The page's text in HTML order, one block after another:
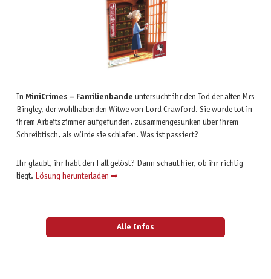
In MiniCrimes – Familienbande untersucht ihr den Tod der alten Mrs
Bingley, der wohlhabenden Witwe von Lord Crawford. Sie wurde tot in
ihrem Arbeitszimmer aufgefunden, zusammengesunken über ihrem
Schreibtisch, als würde sie schlafen. Was ist passiert?
Ihr glaubt, ihr habt den Fall gelöst? Dann schaut hier, ob ihr richtig
liegt. Lösung herunterladen ➡
Alle Infos